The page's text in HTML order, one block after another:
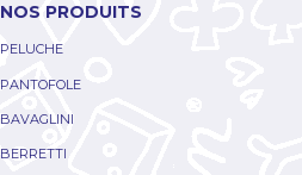
NOS PRODUITS
PELUCHE
PANTOFOLE
BAVAGLINI
BERRETTI